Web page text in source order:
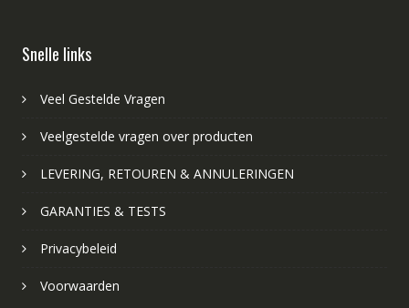
Snelle links
Veel Gestelde Vragen
Veelgestelde vragen over producten
LEVERING, RETOUREN & ANNULERINGEN
GARANTIES & TESTS
Privacybeleid
Voorwaarden